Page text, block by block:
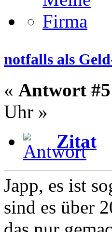
notfalls als
« Antwort
Uhr »
Zitat
Japp, es ist
sind es über